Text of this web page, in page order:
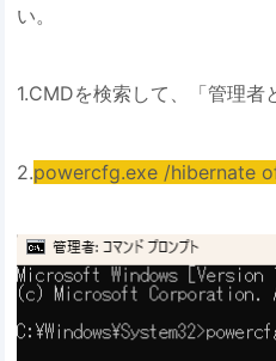
い。
1.CMDを検索して、「管理者
2.powercfg.exe /hibernate